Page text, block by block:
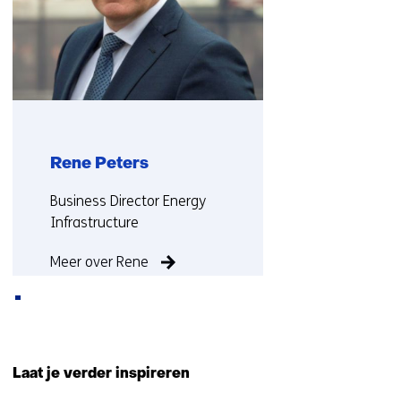
Rene Peters
Functie:
Business Director Energy
Infrastructure
Meer over Rene
Laat je verder inspireren